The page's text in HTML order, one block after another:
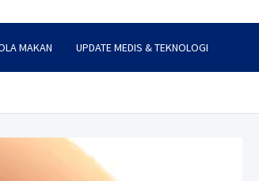
MAKAN UPDATE MEDIS & TEKNOLOGI